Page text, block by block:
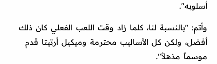
أسلوبه".
وأتم: "بالنسبة لنا، كلما زاد وقت اللعب الفعلي كان ذلك
أفضل، ولكن كل الأساليب محترمة وميكيل أرتيتا قدم
موسماً مذهلاً".